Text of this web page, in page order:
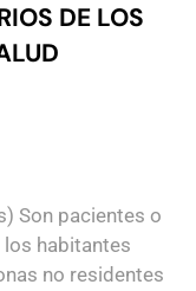
DE LOS
Son pacientes o
habitantes
no residentes